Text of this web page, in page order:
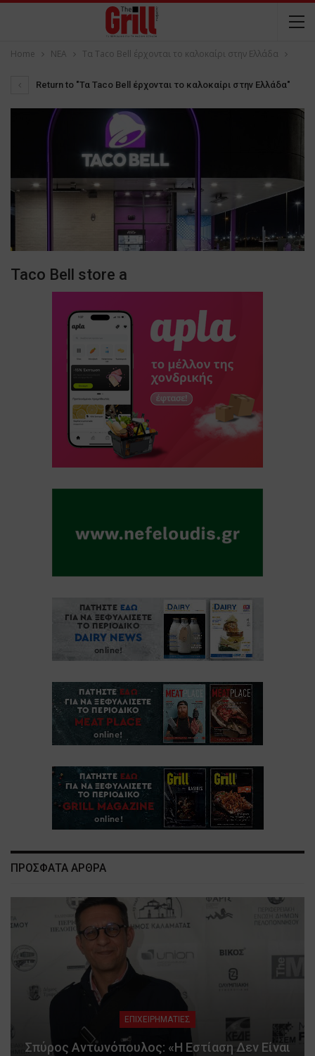
Home NEA Τα Taco Bell έρχονται το καλοκαίρι στην Ελλάδα
Return to "Τα Taco Bell έρχονται το καλοκαίρι στην Ελλάδα"
Taco Bell store a
ΠΡΟΣΦΑΤΑ ΑΡΘΡΑ
ΕΠΙΧΕΙΡΗΜΑΤΙΕΣ
Σπύρος Αντωνόπουλος: «Η Εστίαση Δεν Είναι